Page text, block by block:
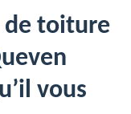
de toiture
vous